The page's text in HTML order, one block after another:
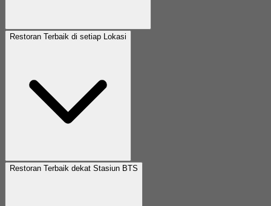
Restoran Terbaik di setiap Lokasi
Restoran Terbaik dekat Stasiun BTS